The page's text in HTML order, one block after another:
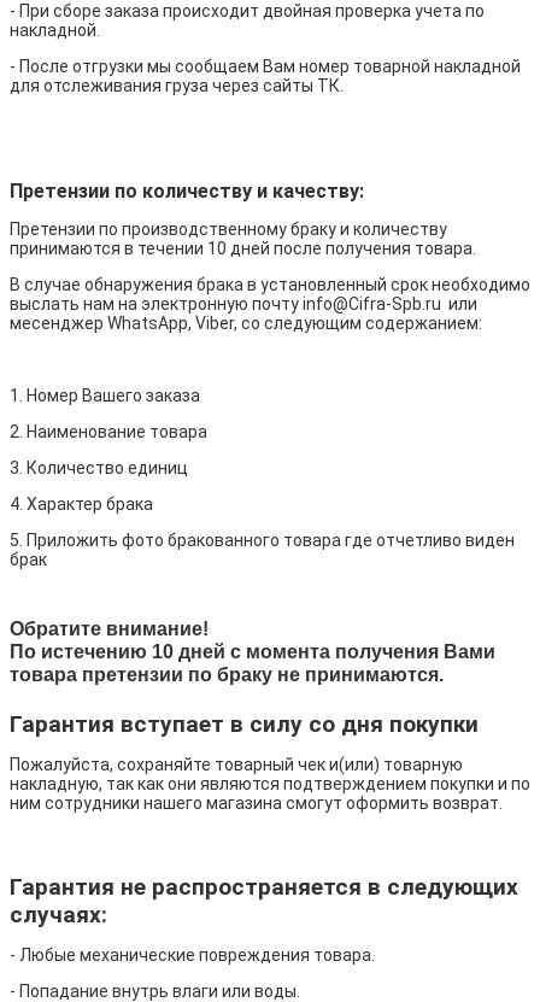
- При сборе заказа происходит двойная проверка учета по
накладной.
- После отгрузки мы сообщаем Вам номер товарной накладной
для отслеживания груза через сайты ТК.
Претензии по количеству и качеству:
Претензии по производственному браку и количеству
принимаются в течении 10 дней после получения товара.
В случае обнаружения брака в установленный срок необходимо
выслать нам на электронную почту info@Cifra-Spb.ru или
месенджер WhatsApp, Viber, со следующим содержанием:
1. Номер Вашего заказа
2. Наименование товара
3. Количество единиц
4. Характер брака
5. Приложить фото бракованного товара где отчетливо виден
брак
Обратите внимание!
По истечению 10 дней с момента получения Вами
товара претензии по браку не принимаются.
Гарантия вступает в силу со дня покупки
Пожалуйста, сохраняйте товарный чек и(или) товарную
накладную, так как они являются подтверждением покупки и по
ним сотрудники нашего магазина смогут оформить возврат.
Гарантия не распространяется в следующих
случаях:
- Любые механические повреждения товара.
- Попадание внутрь влаги или воды.